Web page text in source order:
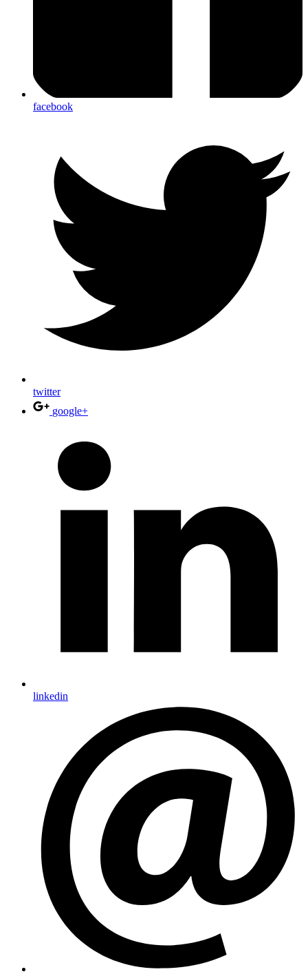
facebook
twitter
google+
linkedin